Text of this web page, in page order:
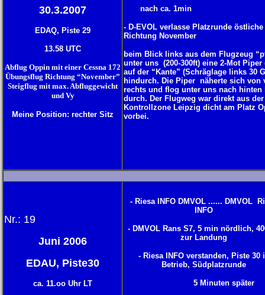
30.3.2007
EDAQ, Piste 29
13.58 UTC
Abflug Oppin mit einer Cessna 172
Übungsflug Richtung “November”
Steigflug mit max. Abfluggewicht
und Vy
Meine Position: rechter Sitz
nach ca. 1min
- D-EVOL verlasse Platzrunde östliche
Richtung November
beim Blick links aus dem Flugzeug
unter uns (200-300ft) eine 2-Mot Piper
auf der “Kante” (Schräglage links 30
hindurch. Die Piper näherte sich von
rechts und flog unter uns nach hinten
durch. Der Flugweg war direkt aus der
Kontrollzone Leipzig dicht am Platz
vorbei.
Nr.: 19
Juni 2006
EDAU, Piste30
ca. 11.oo Uhr LT
- Riesa INFO DMVOL ...... DMVOL
INFO
- DMVOL Rans S7, 5 min nördlich,
zur Landung
- Riesa INFO verstanden, Piste 30
Betrieb, Südplatzrunde
5 Minuten später